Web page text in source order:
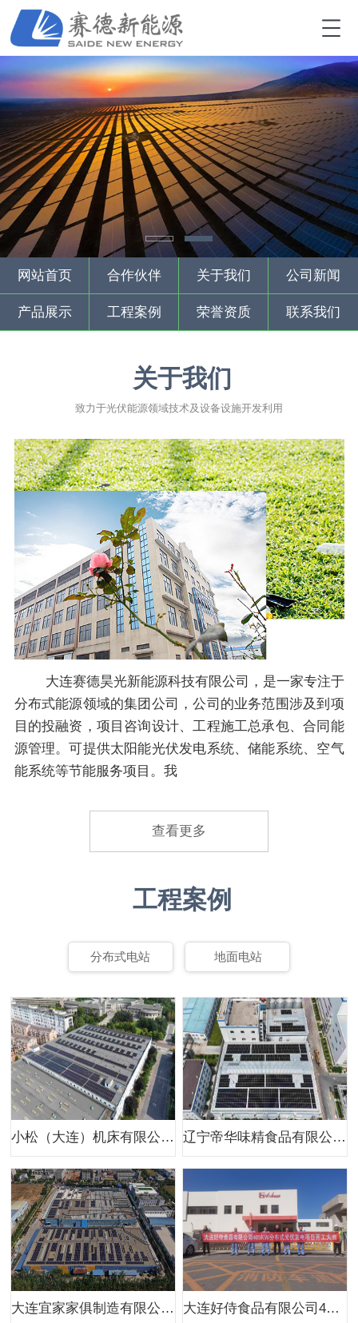
网站首页 合作伙伴 关于我们 公司新闻
产品展示 工程案例 荣誉资质 联系我们
关于我们
致力于光伏能源领域技术及设备设施开发利用
大连赛德昊光新能源科技有限公司，是一家专注于
分布式能源领域的集团公司，公司的业务范围涉及到项
目的投融资，项目咨询设计、工程施工总承包、合同能
源管理。可提供太阳能光伏发电系统、储能系统、空气
能系统等节能服务项目。我
查看更多
工程案例
分布式电站 地面电站
小松（大连）机床有限公司380kw二期分布式光伏项目 辽宁帝华味精食品有限公司400kw分布式光伏项目（一期）
大连宜家家俱制造有限公司1MW分布式光伏项目 大连好侍食品有限公司405kw分布式光伏项目